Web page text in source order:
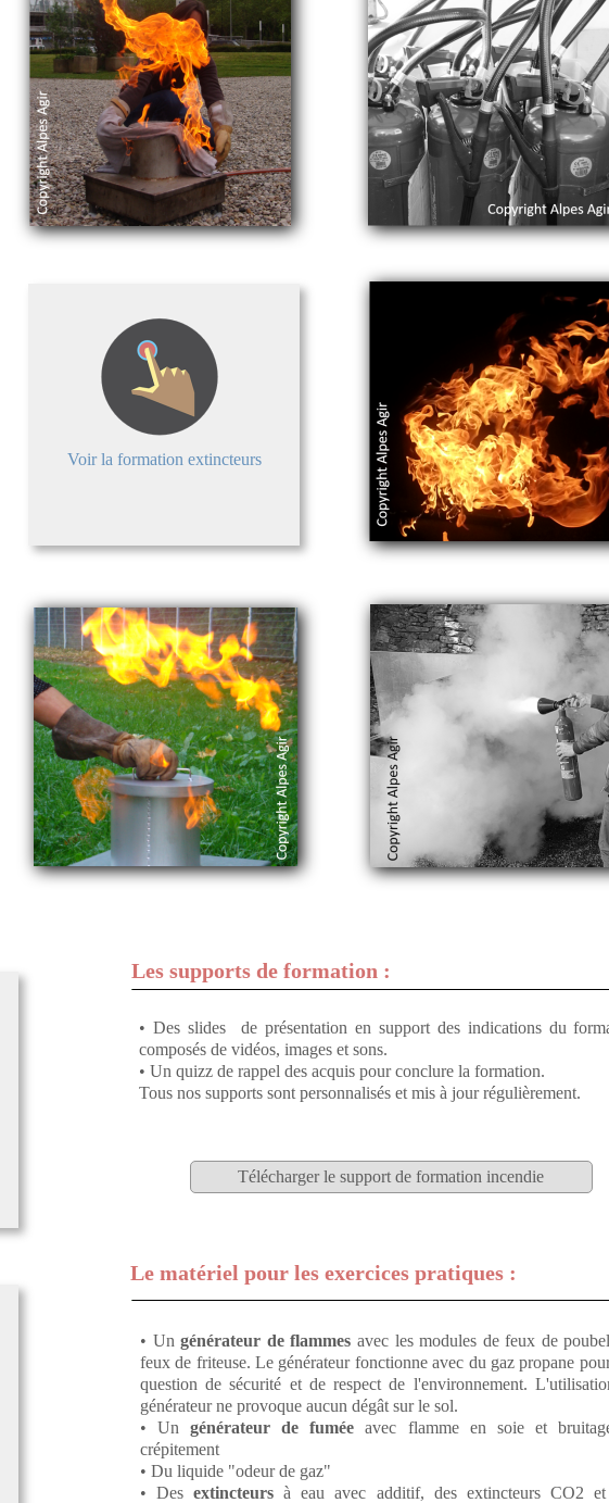
• Des slides de présentation en support des indications du
composés de vidéos, images et sons.
• Un quizz de rappel des acquis pour conclure la formation.
Tous nos supports sont personnalisés et mis à jour régulièrement.
Le matériel pour les exercices pratiques :
• Ungénérateur de flammes avec les modules de feux de
feux de friteuse. Le générateur fonctionne avec du gaz propane
question de sécurité et de respect de l'environnement.
générateur ne provoque aucun dégât sur le sol.
• Ungénérateur de fumée avec flamme en soie et
crépitement
• Du liquide "odeur de gaz"
• Desextincteurs à eau avec additif, des extincteurs CO2
Les supports de formation :
Voir la formation extincteurs
Télécharger le support de formation incendie